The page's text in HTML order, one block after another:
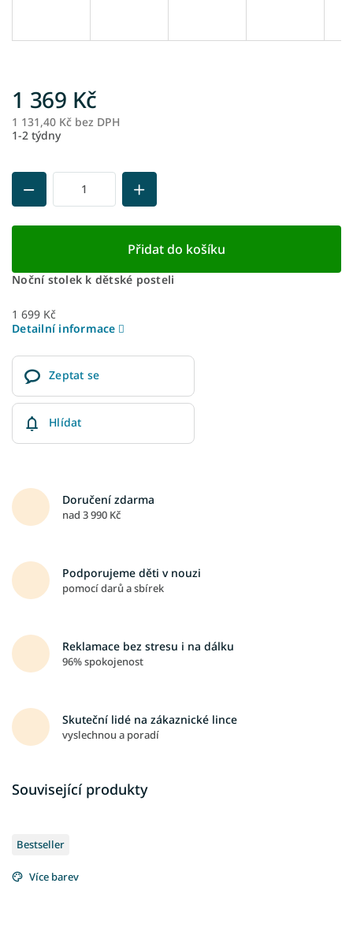
1 369 Kč
1 131,40 Kč bez DPH
1-2 týdny
Přidat do košíku
Noční stolek k dětské posteli
1 699 Kč
Detailní informace
Zeptat se
Hlídat
Doručení zdarma
nad 3 990 Kč
Podporujeme děti v nouzi
pomocí darů a sbírek
Reklamace bez stresu i na dálku
96% spokojenost
Skuteční lidé na zákaznické lince
vyslechnou a poradí
Související produkty
Bestseller
Více barev